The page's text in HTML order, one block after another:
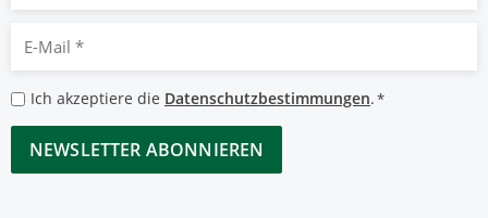
Mail
*
Datenschutzbestimmungen
*
Ich akzeptiere die Datenschutzbestimmungen.*
CAPTCHA